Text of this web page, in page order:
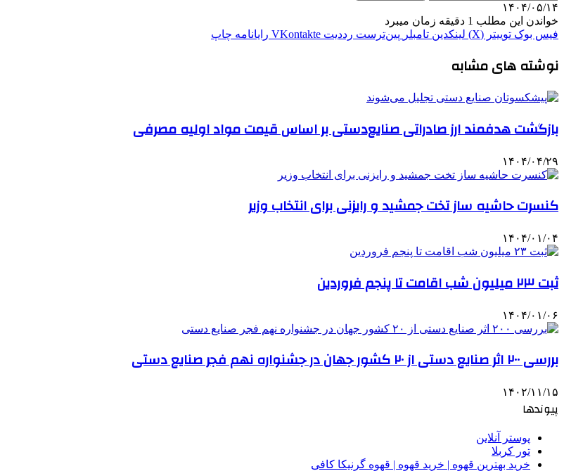
۱۴۰۴/۰۵/۱۴
خواندن این مطلب 1 دقیقه زمان میبرد
فیس بوک توییتر (X) لینکدین ‫تامبلر ‫پین‌ترست ‫رددیت ‫VKontakte رایانامه چاپ
نوشته های مشابه
بازگشت هدفمند ارز صادراتی صنایع‌دستی بر اساس قیمت مواد اولیه مصرفی
۱۴۰۴/۰۴/۲۹
کنسرت حاشیه ساز تخت جمشید و رایزنی برای انتخاب وزیر
۱۴۰۴/۰۱/۰۴
ثبت ۲۳ میلیون شب‌ اقامت تا پنجم فروردین
۱۴۰۴/۰۱/۰۶
بررسی ۲۰۰ اثر صنایع دستی از ۲۰ کشور جهان در جشنواره نهم فجر صنایع دستی
۱۴۰۲/۱۱/۱۵
پیوندها
پوستر آنلاین
تور کربلا
خرید بهترین قهوه | خرید قهوه | قهوه گرنیکا کافی